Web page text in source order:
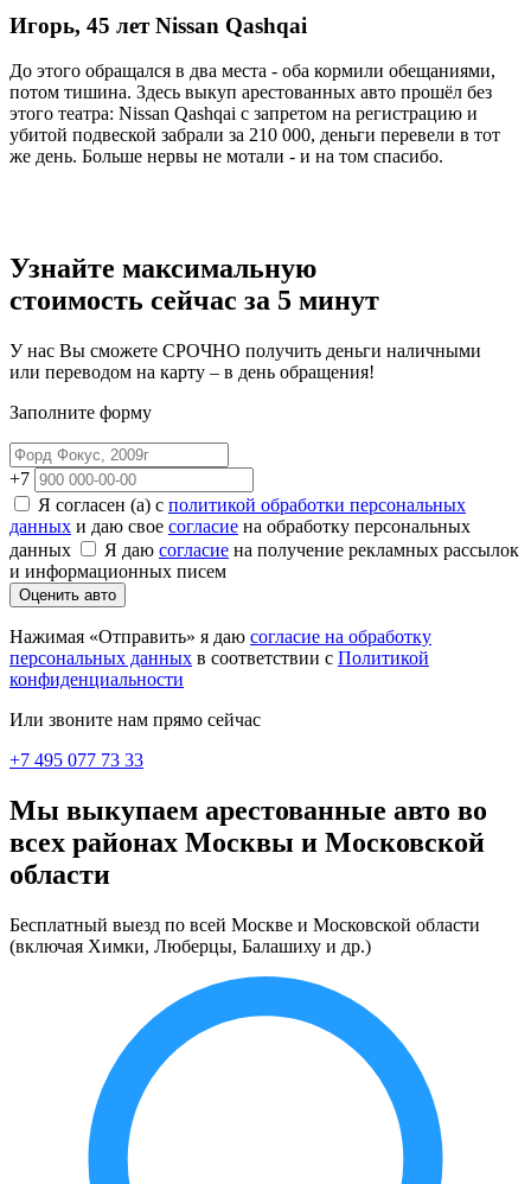
Игорь, 45 летNissan Qashqai
До этого обращался в два места - оба кормили обещаниями,
потом тишина. Здесь выкуп арестованных авто прошёл без
этого театра: Nissan Qashqai с запретом на регистрацию и
убитой подвеской забрали за 210 000, деньги перевели в тот
же день. Больше нервы не мотали - и на том спасибо.
Узнайте максимальную
стоимость сейчас за 5 минут
У нас Вы сможете СРОЧНО получить деньги наличными
или переводом на карту – в день обращения!
Заполните форму
+7
Я согласен (а) с политикой обработки персональных
данных и даю свое согласие на обработку персональных
данных
Я даю согласие на получение рекламных рассылок
и информационных писем
Оценить авто
Нажимая «Отправить» я даю согласие на обработку
персональных данных в соответствии с Политикой
конфиденциальности
Или звоните нам прямо сейчас
+7 495 077 73 33
Мы выкупаем арестованные авто во
всех районах Москвы и Московской
области
Бесплатный выезд по всей Москве и Московской области
(включая Химки, Люберцы, Балашиху и др.)